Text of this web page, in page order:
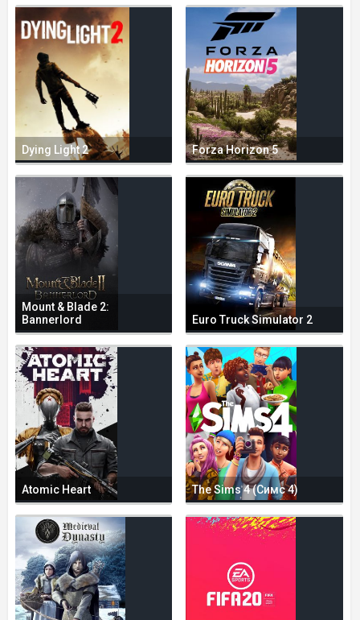
Dying Light 2 Forza Horizon 5
Mount & Blade 2:
Bannerlord
Euro Truck Simulator 2
Atomic Heart The Sims 4 (Симс 4)